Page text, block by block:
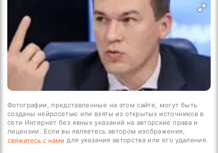
Фотографии, представленные на этом сайте, могут быть
созданы нейросетью или взяты из открытых источников в
сети Интернет без явных указаний на авторские права и
лицензии. Если вы являетесь автором изображения,
свяжитесь с нами для указания авторства или его удаления.